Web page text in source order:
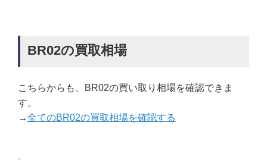
BR02の買取相場
こちらからも、BR02の買い取り相場を確認できま
す。
→全てのBR02の買取相場を確認する